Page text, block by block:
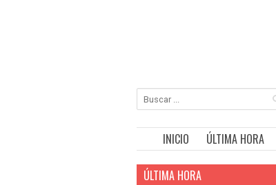
INICIO ÚLTIMA HORA
ÚLTIMA HORA